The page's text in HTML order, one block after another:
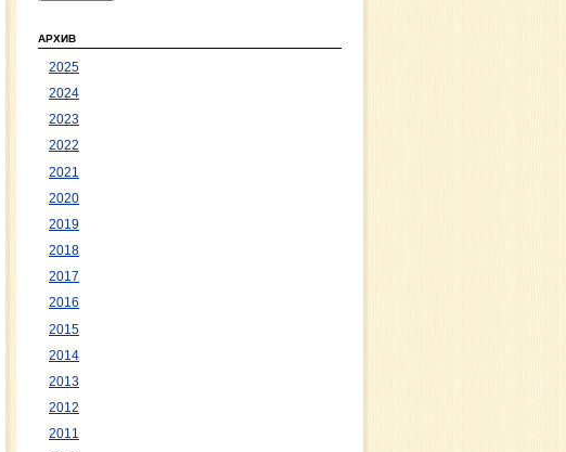
АРХИВ
2025
2024
2023
2022
2021
2020
2019
2018
2017
2016
2015
2014
2013
2012
2011